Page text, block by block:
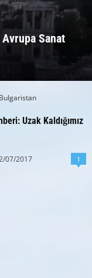
Sanat
Bulgaristan
Uzak Kaldığımız
07/2017 1